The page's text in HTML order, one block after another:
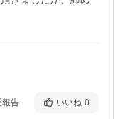
報告 いいね 0